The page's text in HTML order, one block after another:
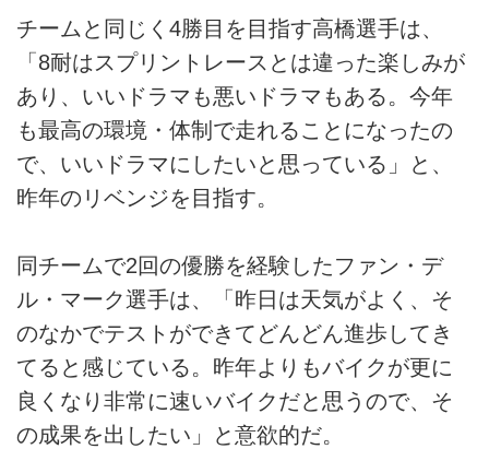
チームと同じく4勝目を目指す高橋選手は、
「8耐はスプリントレースとは違った楽しみが
あり、いいドラマも悪いドラマもある。今年
も最高の環境・体制で走れることになったの
で、いいドラマにしたいと思っている」と、
昨年のリベンジを目指す。
同チームで2回の優勝を経験したファン・デ
ル・マーク選手は、「昨日は天気がよく、そ
のなかでテストができてどんどん進歩してき
てると感じている。昨年よりもバイクが更に
良くなり非常に速いバイクだと思うので、そ
の成果を出したい」と意欲的だ。